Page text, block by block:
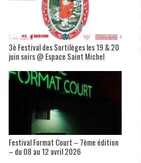
3è Festival des Sortilèges les 19 & 20
juin soirs @ Espace Saint Michel
Festival Format Court – 7ème édition
– du 08 au 12 avril 2026